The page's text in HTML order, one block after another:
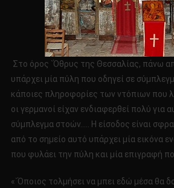
Στο όρος `Όθρυς της Θεσσαλίας, πάνω
υπάρχει μία πύλη που οδηγεί σε
κάποιες πληροφορίες των ντόπιων που
οι γερμανοί είχαν ενδιαφερθεί πολύ για
σύμπλεγμα στοών….. Η είσοδος είναι
από το σημείο αυτό υπάρχει μία εικόνα
που φυλάει την πύλη και μία επιγραφή
«`Όποιος τολμήσει να μπει εδώ μέσα θα